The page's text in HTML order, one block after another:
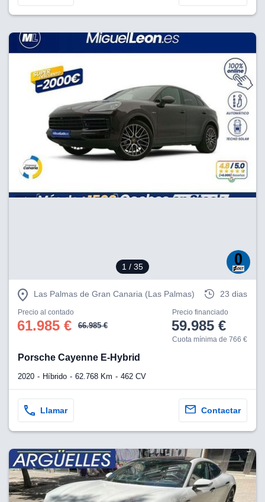
1 / 35
Las Palmas de Gran Canaria (Las Palmas) 23 dias
Precio al contado
61.985 € 66.985 €
Precio financiado
59.985 €
Cuota mínima de 766 €
Porsche Cayenne E-Hybrid
2020 Híbrido 62.768 Km 462 CV
Llamar Contactar